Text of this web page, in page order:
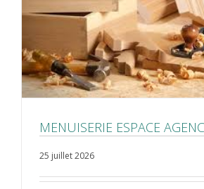
MENUISERIE ESPACE
25 juillet 2026